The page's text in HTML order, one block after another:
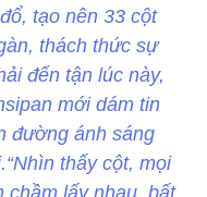
tạo nên 33 cột
thách thức sự
đến tận lúc này,
mới dám tin
đường ánh sáng
thấy cột, mọi